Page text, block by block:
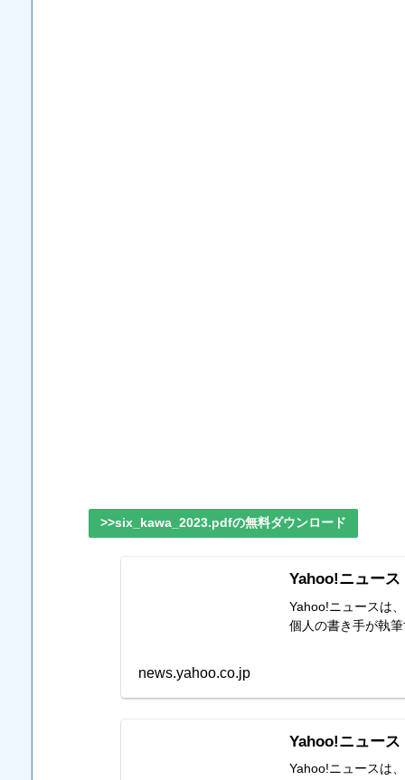
>>six_kawa_2023.pdfの無料ダウンロード
Yahoo!ニュース
Yahoo!ニュースは
個人の書き手が執
news.yahoo.co.jp
Yahoo!ニュース
Yahoo!ニュースは